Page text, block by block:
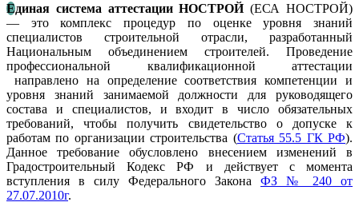
Единая система аттестации НОСТРОЙ(ЕСА НОСТРОЙ)
— это комплекс процедур по оценке уровня знаний
специалистов строительной отрасли, разработанный
Национальным объединением строителей. Проведение
профессиональной квалификационной аттестации
направлено на определение соответствия компетенции и
уровня знаний занимаемой должности для руководящего
состава и специалистов, и входит в число обязательных
требований, чтобы получить свидетельство о допуске к
работам по организации строительства (Статья 55.5 ГК РФ).
Данное требование обусловлено внесением изменений в
Градостроительный Кодекс РФ и действует с момента
вступления в силу Федерального Закона ФЗ № 240 от
27.07.2010г.